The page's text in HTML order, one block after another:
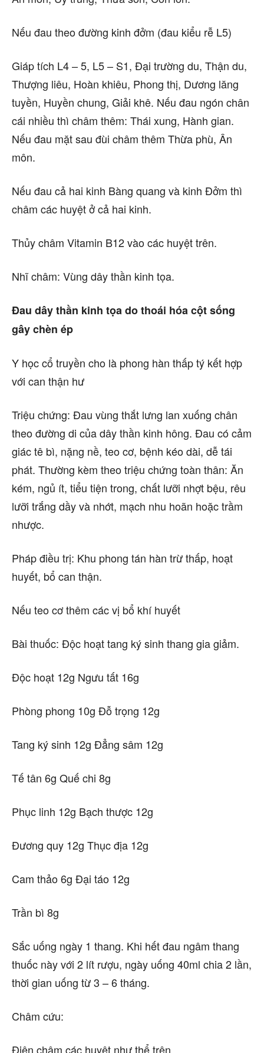
Nếu đau theo đường kinh đởm (đau kiểu rễ L5)
Giáp tích L4 – 5, L5 – S1, Đại trường du, Thận du,
Thượng liêu, Hoàn khiêu, Phong thị, Dương lăng
tuyền, Huyền chung, Giải khê. Nếu đau ngón chân
cái nhiều thì châm thêm: Thái xung, Hành gian.
Nếu đau mặt sau đùi châm thêm Thừa phù, Ân
môn.
Nếu đau cả hai kinh Bàng quang và kinh Đởm thì
châm các huyệt ở cả hai kinh.
Thủy châm Vitamin B12 vào các huyệt trên.
Nhĩ châm: Vùng dây thần kinh tọa.
Đau dây thần kinh tọa do thoái hóa cột sống
gây chèn ép
Y học cổ truyền cho là phong hàn thấp tý kết hợp
với can thận hư
Triệu chứng: Đau vùng thắt lưng lan xuống chân
theo đường di của dây thần kinh hông. Đau có cảm
giác tê bì, nặng nề, teo cơ, bệnh kéo dài, dễ tái
phát. Thường kèm theo triệu chứng toàn thân: Ăn
kém, ngủ ít, tiểu tiện trong, chất lưỡi nhợt bệu, rêu
lưỡi trắng dầy và nhớt, mạch nhu hoãn hoặc trầm
nhược.
Pháp điều trị: Khu phong tán hàn trừ thấp, hoạt
huyết, bổ can thận.
Nếu teo cơ thêm các vị bổ khí huyết
Bài thuốc: Độc hoạt tang ký sinh thang gia giảm.
Độc hoạt 12g Ngưu tất 16g
Phòng phong 10g Đỗ trọng 12g
Tang ký sinh 12g Đẳng sâm 12g
Tế tân 6g Quế chi 8g
Phục linh 12g Bạch thược 12g
Đương quy 12g Thục địa 12g
Cam thảo 6g Đại táo 12g
Trần bì 8g
Sắc uống ngày 1 thang. Khi hết đau ngâm thang
thuốc này với 2 lít rượu, ngày uống 40ml chia 2 lần,
thời gian uống từ 3 – 6 tháng.
Châm cứu:
Điện châm các huyệt như thể trên